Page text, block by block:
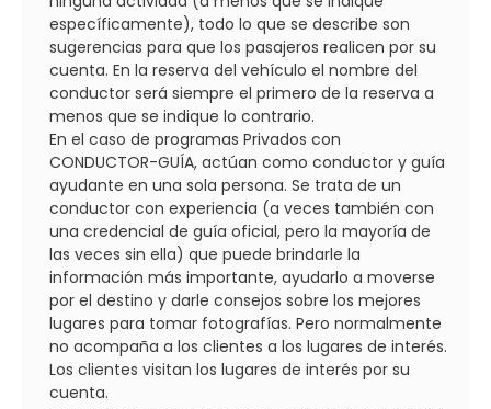
específicamente), todo lo que se describe son
sugerencias para que los pasajeros realicen por su
cuenta. En la reserva del vehículo el nombre del
conductor será siempre el primero de la reserva a
menos que se indique lo contrario.
En el caso de programas Privados con
CONDUCTOR-GUÍA, actúan como conductor y guía
ayudante en una sola persona. Se trata de un
conductor con experiencia (a veces también con
una credencial de guía oficial, pero la mayoría de
las veces sin ella) que puede brindarle la
información más importante, ayudarlo a moverse
por el destino y darle consejos sobre los mejores
lugares para tomar fotografías. Pero normalmente
no acompaña a los clientes a los lugares de interés.
Los clientes visitan los lugares de interés por su
cuenta.